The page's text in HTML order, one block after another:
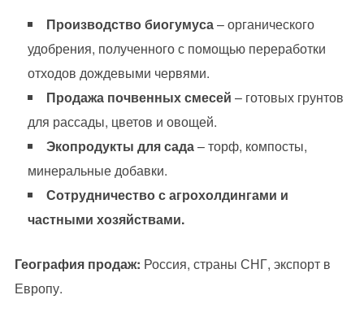
Производство биогумуса– органического
удобрения, полученного с помощью переработки
отходов дождевыми червями.
Продажа почвенных смесей – готовых грунтов
для рассады, цветов и овощей.
Экопродукты для сада– торф, компосты,
минеральные добавки.
Сотрудничество с агрохолдингами и
частными хозяйствами.
География продаж: Россия, страны СНГ, экспорт в
Европу.